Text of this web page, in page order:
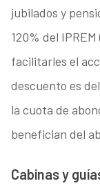
jubilados y
120% del
facilitarles el
descuento es
la cuota de
benefician del
Cabinas y